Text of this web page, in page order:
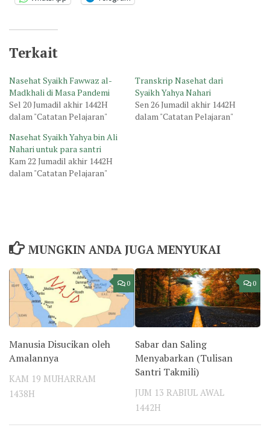
Terkait
Nasehat Syaikh Fawwaz al-
Madkhali di Masa Pandemi
Sel 20 Jumadil akhir 1442H
dalam "Catatan Pelajaran"
Transkrip Nasehat dari
Syaikh Yahya Nahari
Sen 26 Jumadil akhir 1442H
dalam "Catatan Pelajaran"
Nasehat Syaikh Yahya bin Ali
Nahari untuk para santri
Kam 22 Jumadil akhir 1442H
dalam "Catatan Pelajaran"
MUNGKIN ANDA JUGA MENYUKAI
0
Manusia Disucikan oleh
Amalannya
KAM 19 MUHARRAM
1438H
0
Sabar dan Saling
Menyabarkan (Tulisan
Santri Takmili)
JUM 13 RABIUL AWAL
1442H